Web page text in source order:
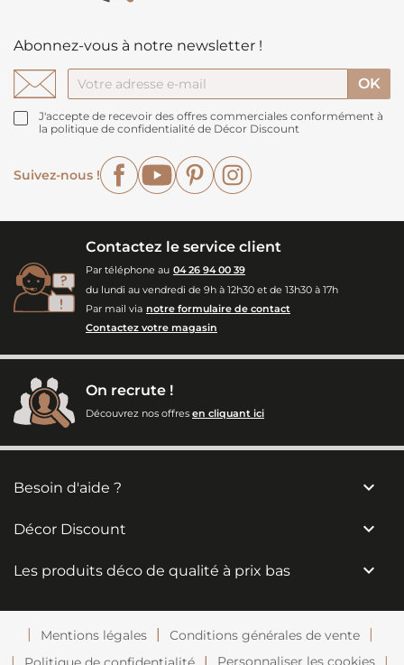
Abonnez-vous à notre newsletter !
J'accepte de recevoir des offres commerciales conformément à
la politique de confidentialité de Décor Discount
Suivez-nous !
FacebookYouTubePinterest
Contactez le service client
Par téléphone au 04 26 94 00 39
du lundi au vendredi de 9h à 12h30 et de 13h30 à 17h
Par mail via notre formulaire de contact
Contactez votre magasin
On recrute !
Découvrez nos offres en cliquant ici
Besoin d'aide ? 
Décor Discount 
Les produits déco de qualité à prix bas 
Mentions légales
Conditions générales de vente
Personnaliser les cookies